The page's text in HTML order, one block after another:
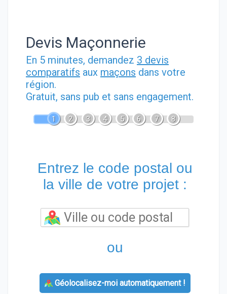
Devis Maçonnerie
En 5 minutes, demandez 3 devis
comparatifs aux maçons dans votre
région.
Gratuit, sans pub et sans engagement.
1 2 3 4 5 6 7 8
Entrez le code postal ou
la ville de votre projet :
ou
Géolocalisez-moi automatiquement !